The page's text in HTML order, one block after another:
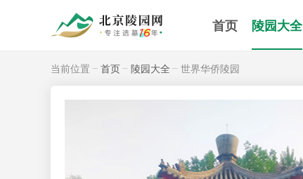
首页 陵园大全
当前位置 首页 陵园大全 世界华侨陵园